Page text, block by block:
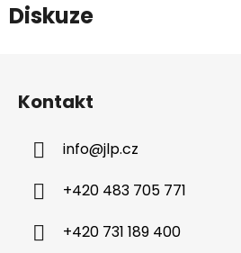
Diskuze
Kontakt
info@jlp.cz
+420 483 705 771
+420 731 189 400